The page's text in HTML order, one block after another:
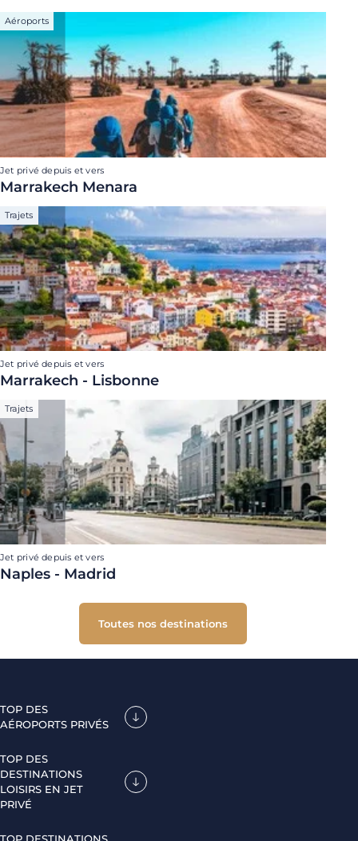
Aéroports
Jet privé depuis et vers
Marrakech Menara
Trajets
Jet privé depuis et vers
Marrakech - Lisbonne
Trajets
Jet privé depuis et vers
Naples - Madrid
Toutes nos destinations
TOP DES
AÉROPORTS PRIVÉS
TOP DES
DESTINATIONS
LOISIRS EN JET
PRIVÉ